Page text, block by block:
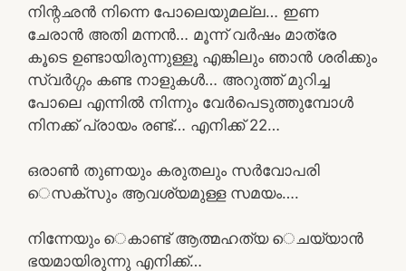
നിന്റഛൻ നിന്നെ പോലെയുമല്ല… ഇണ
ചേരാൻ അതി മന്നൻ… മൂന്ന് വർഷം മാത്രേ
കൂടെ ഉണ്ടായിരുന്നുള്ളൂ എങ്കിലും ഞാൻ ശരിക്കും
സ്വർഗ്ഗം കണ്ട നാളുകൾ… അറുത്ത് മുറിച്ച
പോലെ എന്നിൽ നിന്നും വേർപെടുത്തുമ്പോൾ
നിനക്ക് പ്രായം രണ്ട്… എനിക്ക് 22…
ഒരാൺ തുണയും കരുതലും സർവോപരി
െസക്സും ആവശ്യമുള്ള സമയം….
നിന്നേയും െകാണ്ട് ആത്മഹത്യ െചയ്യാൻ
ഭയമായിരുന്നു എനിക്ക്…